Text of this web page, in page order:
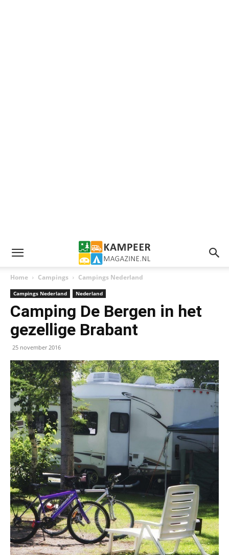
Home Campings Campings Nederland
Campings Nederland Nederland
Camping De Bergen in het
gezellige Brabant
25 november 2016